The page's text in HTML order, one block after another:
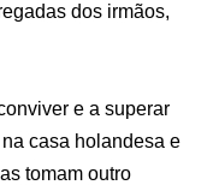
dos irmãos,
e a superar
casa holandesa e
tomam outro